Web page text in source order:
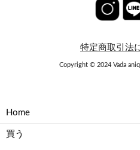
Home
買う
特定商取引法
Copyright © 2024 Vada